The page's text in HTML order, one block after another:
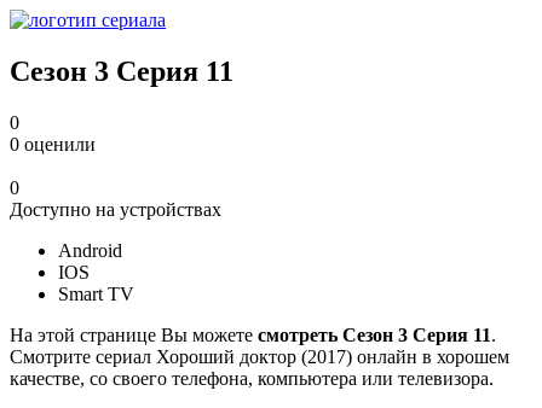
Сезон 3 Серия 11
0
0 оценили
0
Доступно на устройствах
Android
IOS
Smart TV
На этой странице Вы можете смотреть Сезон 3 Серия 11.
Смотрите сериал Хороший доктор (2017) онлайн в хорошем
качестве, со своего телефона, компьютера или телевизора.